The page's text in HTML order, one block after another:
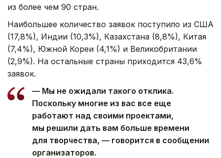
из более чем 90 стран.
Наибольшее количество заявок поступило из США
(17,8%), Индии (10,3%), Казахстана (8,8%), Китая
(7,4%), Южной Кореи (4,1%) и Великобритании
(2,9%). На остальные страны приходится 43,6%
заявок.
— Мы не ожидали такого отклика.
Поскольку многие из вас все еще
работают над своими проектами,
мы решили дать вам больше времени
для творчества, — говорится в сообщении
организаторов.